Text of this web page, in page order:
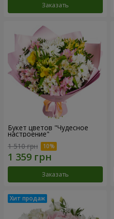
Заказать
Букет цветов "Чудесное
настроение"
1 510 грн
Заказать